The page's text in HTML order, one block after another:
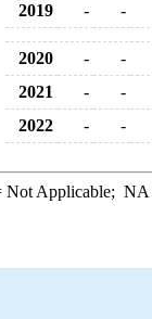
2019
- -
2020 - -
2021
- -
2022
- -
Applicable; NA